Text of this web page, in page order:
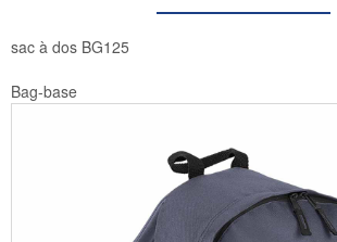
sac à dos BG125
Bag-base